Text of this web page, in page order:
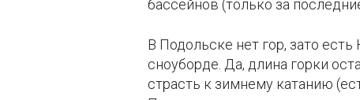
бассейнов (только за
В Подольске нет гор, зато
сноуборде. Да, длина горки
страсть к зимнему катанию